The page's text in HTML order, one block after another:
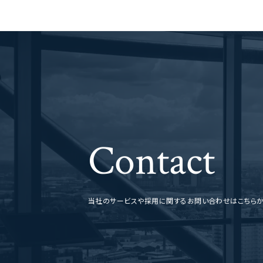
Contact
当社のサービスや採用に関するお問い合わせはこちら